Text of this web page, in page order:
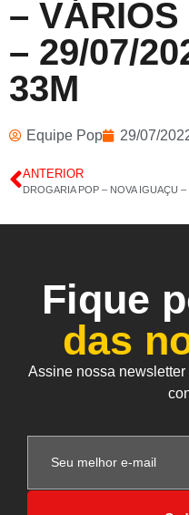
– VÁRIOS
– 29/07/
33M
Equipe Pop 29/07/
ANTERIOR
Fique
das
Assine nossa